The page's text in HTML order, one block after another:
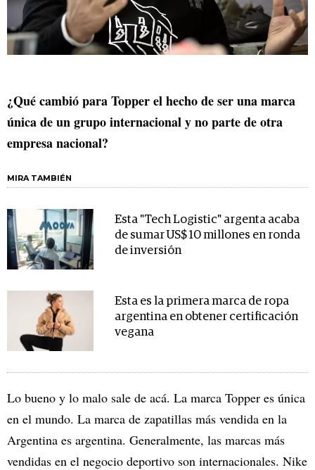
¿Qué cambió para Topper el hecho de ser una marca
única de un grupo internacional y no parte de otra
empresa nacional?
MIRA TAMBIÉN
Esta "Tech Logistic" argenta acaba
de sumar US$ 10 millones en ronda
de inversión
Esta es la primera marca de ropa
argentina en obtener certificación
vegana
Lo bueno y lo malo sale de acá. La marca Topper es única
en el mundo. La marca de zapatillas más vendida en la
Argentina es argentina. Generalmente, las marcas más
vendidas en el negocio deportivo son internacionales. Nike